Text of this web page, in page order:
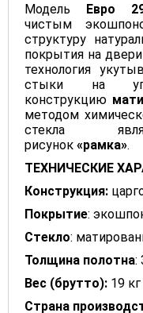
Модель Евро
чистым
структуру
покрытия на
технология
стыки на
конструкцию
методом
стекла
рисунок «рамка».
ТЕХНИЧЕСКИЕ
Конструкция:
Покрытие:
Стекло:
Толщина полотна:
Вес (брутто): 19
Страна